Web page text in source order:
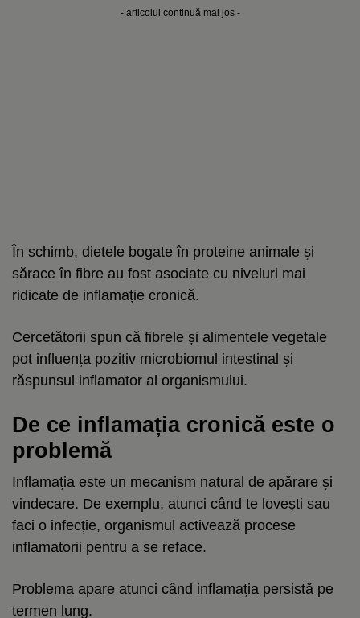
- articolul continuă mai jos -
În schimb, dietele bogate în proteine animale și
sărace în fibre au fost asociate cu niveluri mai
ridicate de inflamație cronică.
Cercetătorii spun că fibrele și alimentele vegetale
pot influența pozitiv microbiomul intestinal și
răspunsul inflamator al organismului.
De ce inflamația cronică este o
problemă
Inflamația este un mecanism natural de apărare și
vindecare. De exemplu, atunci când te lovești sau
faci o infecție, organismul activează procese
inflamatorii pentru a se reface.
Problema apare atunci când inflamația persistă pe
termen lung.